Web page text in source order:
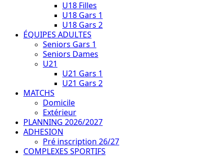
U18 Filles
U18 Gars 1
U18 Gars 2
ÉQUIPES ADULTES
Seniors Gars 1
Seniors Dames
U21
U21 Gars 1
U21 Gars 2
MATCHS
Domicile
Extérieur
PLANNING 2026/2027
ADHESION
Pré inscription 26/27
COMPLEXES SPORTIFS